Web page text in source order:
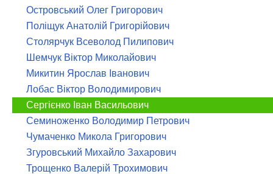
Островський Олег Григорович
Поліщук Анатолій Григорійович
Столярчук Всеволод Пилипович
Шемчук Віктор Миколайович
Микитин Ярослав Іванович
Лобас Віктор Володимирович
Сергієнко Іван Васильович
Семиноженко Володимир Петрович
Чумаченко Микола Григорович
Згуровський Михайло Захарович
Трощенко Валерій Трохимович